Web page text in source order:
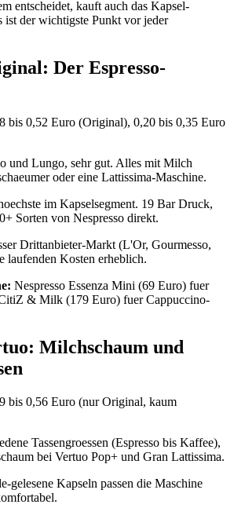
entscheidet, kauft auch das Kapsel-
ist der wichtigste Punkt vor jeder
Der Espresso-
bis 0,52 Euro (Original), 0,20 bis 0,35 Euro
und Lungo, sehr gut. Alles mit Milch
oder eine Lattissima-Maschine.
im Kapselsegment. 19 Bar Druck,
Sorten von Nespresso direkt.
Drittanbieter-Markt (L'Or, Gourmesso,
laufenden Kosten erheblich.
Nespresso Essenza Mini (69 Euro) fuer
& Milk (179 Euro) fuer Cappuccino-
Milchschaum und
bis 0,56 Euro (nur Original, kaum
Tassengroessen (Espresso bis Kaffee),
bei Vertuo Pop+ und Gran Lattissima.
gelesene Kapseln passen die Maschine